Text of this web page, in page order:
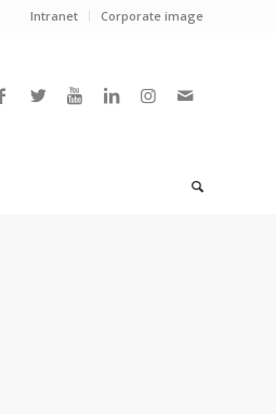
Intranet Corporate image